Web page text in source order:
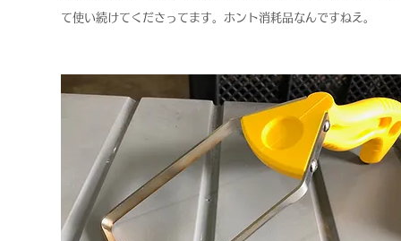
て使い続けてくださってます。ホント消耗品なんですねえ。